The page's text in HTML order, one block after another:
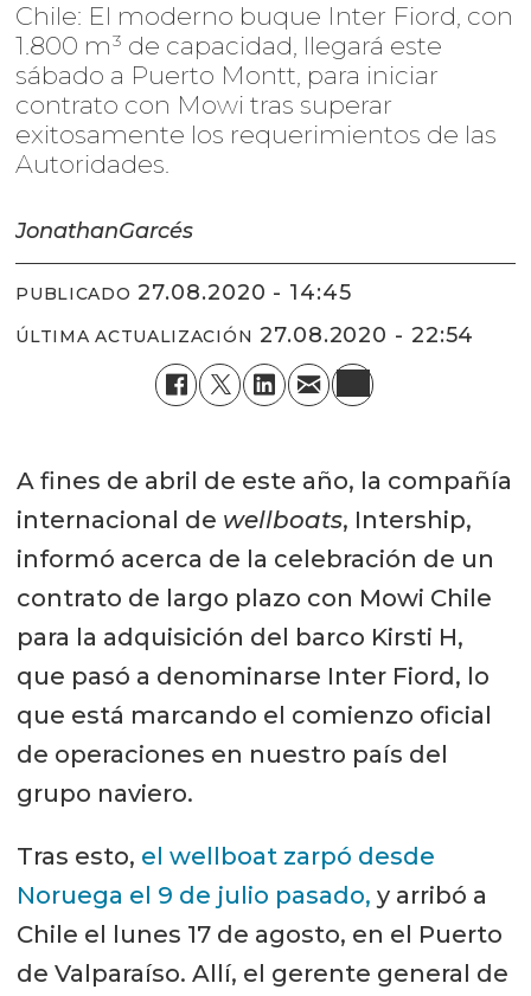
Chile: El moderno buque Inter Fiord, con
1.800 m³ de capacidad, llegará este
sábado a Puerto Montt, para iniciar
contrato con Mowi tras superar
exitosamente los requerimientos de las
Autoridades.
JonathanGarcés
PUBLICADO 27.08.2020 - 14:45
ÚLTIMA ACTUALIZACIÓN 27.08.2020 - 22:54
A fines de abril de este año, la compañía
internacional de wellboats, Intership,
informó acerca de la celebración de un
contrato de largo plazo con Mowi Chile
para la adquisición del barco Kirsti H,
que pasó a denominarse Inter Fiord, lo
que está marcando el comienzo oficial
de operaciones en nuestro país del
grupo naviero.
Tras esto, el wellboat zarpó desde
Noruega el 9 de julio pasado, y arribó a
Chile el lunes 17 de agosto, en el Puerto
de Valparaíso. Allí, el gerente general de